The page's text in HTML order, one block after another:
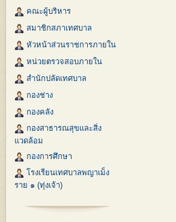
คณะผู้บริหาร
สมาชิกสภาเทศบาล
หัวหน้าส่วนราชการภายใน
หน่วยตรวจสอบภายใน
สำนักปลัดเทศบาล
กองช่าง
กองคลัง
กองสาธารณสุขและสิ่ง
แวดล้อม
กองการศึกษา
โรงเรียนเทศบาลพญาเม็ง
ราย ๑ (ทุ่งเจ้า)